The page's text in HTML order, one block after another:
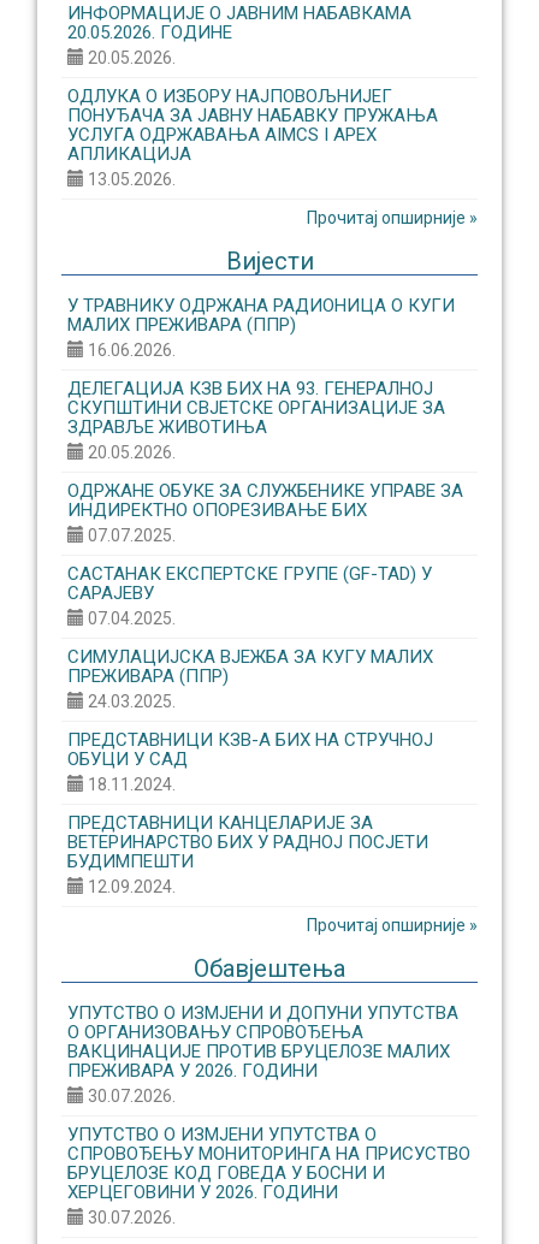
ИНФОРМАЦИЈЕ О ЈАВНИМ НАБАВКАМА
20.05.2026. ГОДИНЕ
20.05.2026.
ОДЛУКА О ИЗБОРУ НАЈПОВОЉНИЈЕГ
ПОНУЂАЧА ЗА ЈАВНУ НАБАВКУ ПРУЖАЊА
УСЛУГА ОДРЖАВАЊА AIMCS I APEX
АПЛИКАЦИЈА
13.05.2026.
Прочитај опширније »
Вијести
У ТРАВНИКУ ОДРЖАНА РАДИОНИЦА О КУГИ
МАЛИХ ПРЕЖИВАРА (ППР)
16.06.2026.
ДЕЛЕГАЦИЈА КЗВ БИХ НА 93. ГЕНЕРАЛНОЈ
СКУПШТИНИ СВЈЕТСКЕ ОРГАНИЗАЦИЈЕ ЗА
ЗДРАВЉЕ ЖИВОТИЊА
20.05.2026.
ОДРЖАНЕ ОБУКЕ ЗА СЛУЖБЕНИКЕ УПРАВЕ ЗА
ИНДИРЕКТНО ОПОРЕЗИВАЊЕ БИХ
07.07.2025.
САСТАНАК ЕКСПЕРТСКЕ ГРУПЕ (GF-TAD) У
САРАЈЕВУ
07.04.2025.
СИМУЛАЦИЈСКА ВЈЕЖБА ЗА КУГУ МАЛИХ
ПРЕЖИВАРА (ППР)
24.03.2025.
ПРЕДСТАВНИЦИ КЗВ-А БИХ НА СТРУЧНОЈ
ОБУЦИ У САД
18.11.2024.
ПРЕДСТАВНИЦИ КАНЦЕЛАРИЈЕ ЗА
ВЕТЕРИНАРСТВО БИХ У РАДНОЈ ПОСЈЕТИ
БУДИМПЕШТИ
12.09.2024.
Прочитај опширније »
Обавјештења
УПУТСТВО О ИЗМЈЕНИ И ДОПУНИ УПУТСТВА
О ОРГАНИЗОВАЊУ CПРОВОЂЕЊА
ВАКЦИНАЦИЈЕ ПРОТИВ БРУЦЕЛОЗЕ МАЛИХ
ПРЕЖИВАРА У 2026. ГОДИНИ
30.07.2026.
УПУТСТВО О ИЗМЈЕНИ УПУТСТВА О
СПРОВОЂЕЊУ МОНИТОРИНГА НА ПРИСУСТВО
БРУЦЕЛОЗЕ КОД ГОВЕДА У БОСНИ И
ХЕРЦЕГОВИНИ У 2026. ГОДИНИ
30.07.2026.